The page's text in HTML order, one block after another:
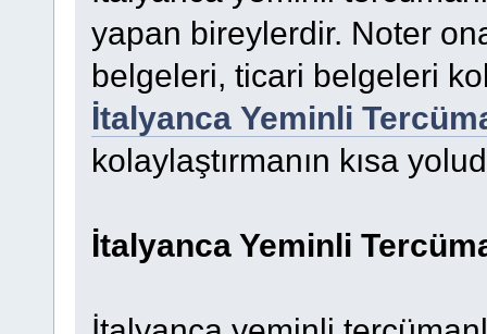
yapan bireylerdir. Noter
belgeleri, ticari belgeleri
İtalyanca Yeminli
kolaylaştırmanın kısa
İtalyanca Yeminli